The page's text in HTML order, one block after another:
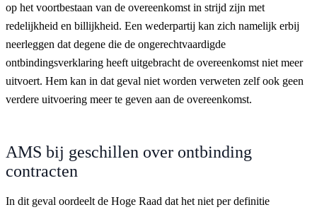
op het voortbestaan van de overeenkomst in strijd zijn met
redelijkheid en billijkheid. Een wederpartij kan zich namelijk erbij
neerleggen dat degene die de ongerechtvaardigde
ontbindingsverklaring heeft uitgebracht de overeenkomst niet meer
uitvoert. Hem kan in dat geval niet worden verweten zelf ook geen
verdere uitvoering meer te geven aan de overeenkomst.
AMS bij geschillen over ontbinding
contracten
In dit geval oordeelt de Hoge Raad dat het niet per definitie